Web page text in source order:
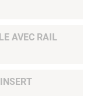
AVEC RAIL